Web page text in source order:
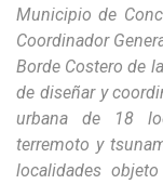
Municipio de
Coordinador
Borde Costero de
de diseñar y
urbana de 18
terremoto y
localidades